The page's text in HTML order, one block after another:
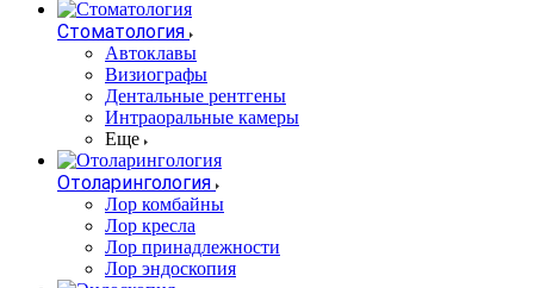
Стоматология
Автоклавы
Визиографы
Дентальные рентгены
Интраоральные камеры
Еще
Отоларингология
Лор комбайны
Лор кресла
Лор принадлежности
Лор эндоскопия